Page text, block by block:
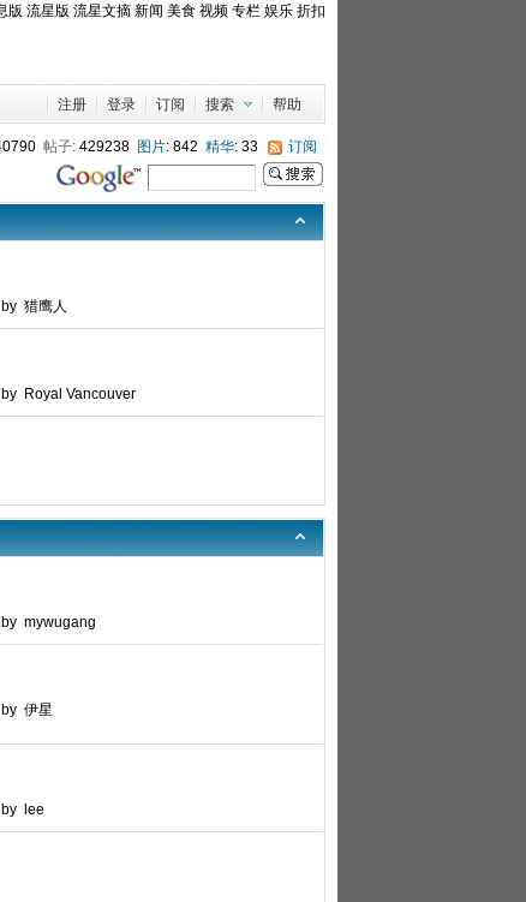
版 流星版 流星文摘 新闻 美食 视频 专栏 娱乐 折扣
注册 登录 订阅 搜索 帮助
帖子:429238 图片: 842 精华: 33 订阅
猎鹰人
Royal Vancouver
mywugang
伊星
lee